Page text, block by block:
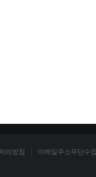
리방침 이메일주소무단수